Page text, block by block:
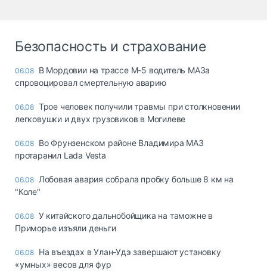
Безопасность и страхование
06.08 В Мордовии на трассе М-5 водитель МАЗа
спровоцировал смертельную аварию
06.08 Трое человек получили травмы при столкновении
легковушки и двух грузовиков в Могилеве
06.08 Во Фрунзенском районе Владимира МАЗ
протаранил Lada Vesta
06.08 Лобовая авария собрала пробку больше 8 км на
"Коле"
06.08 У китайского дальнобойщика на таможне в
Приморье изъяли деньги
06.08 Ha въeздax в Улaн-Удэ зaвepшaют ycтaнoвкy
«yмныx» вecoв для фyp